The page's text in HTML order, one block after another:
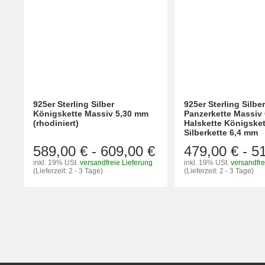
925er Sterling Silber
Königskette Massiv 5,30 mm
(rhodiniert)
589,00 € - 609,00 €
inkl. 19% USt. versandfreie Lieferung
(Lieferzeit: 2 - 3 Tage)
925er Sterling Silber
Panzerkette Massiv
Halskette
Silberkette 6,4 mm
479,00 € -
inkl. 19% USt.
(Lieferzeit: 2 - 3 Tage)